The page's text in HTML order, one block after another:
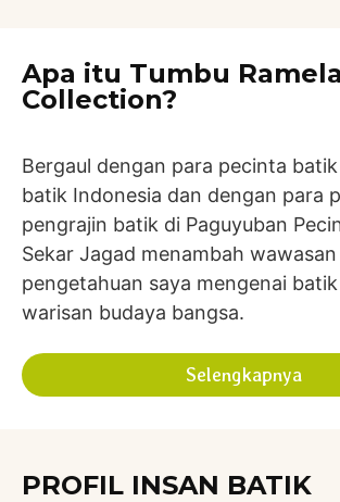
Apa itu Tumbu
Collection?
Bergaul dengan para pecinta
batik Indonesia dan dengan para
pengrajin batik di Paguyuban
Sekar Jagad menambah
pengetahuan saya mengenai
warisan budaya bangsa.
Selengkapnya
PROFIL INSAN BATIK